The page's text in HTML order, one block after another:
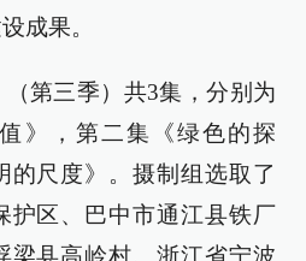
成果。
（第三季）共3集，分别为
》，第二集《绿色的探
的尺度》。摄制组选取了
护区、巴中市通江县铁厂
梁县高岭村、浙江省宁波